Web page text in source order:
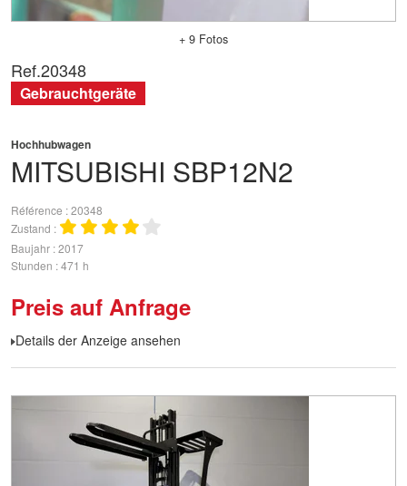
+ 9 Fotos
MITSUBISHI SBP12N2
Hochhubwagen
Référence 20348
Zustand
Baujahr 2017
Stunden 471 h
Preis auf Anfrage
Details der Anzeige ansehen
Ref.20348
Gebrauchtgeräte